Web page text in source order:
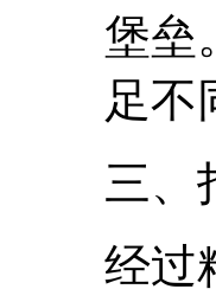
堡垒
足不
三、
经过